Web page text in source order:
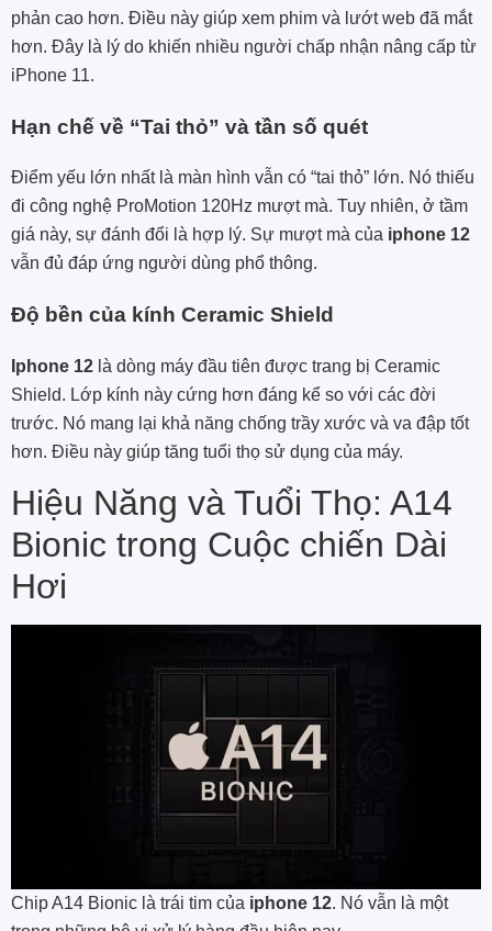
phản cao hơn. Điều này giúp xem phim và lướt web đã mắt
hơn. Đây là lý do khiến nhiều người chấp nhận nâng cấp từ
iPhone 11.
Hạn chế về “Tai thỏ” và tần số quét
Điểm yếu lớn nhất là màn hình vẫn có “tai thỏ” lớn. Nó thiếu
đi công nghệ ProMotion 120Hz mượt mà. Tuy nhiên, ở tầm
giá này, sự đánh đổi là hợp lý. Sự mượt mà của iphone 12
vẫn đủ đáp ứng người dùng phổ thông.
Độ bền của kính Ceramic Shield
Iphone 12 là dòng máy đầu tiên được trang bị Ceramic
Shield. Lớp kính này cứng hơn đáng kể so với các đời
trước. Nó mang lại khả năng chống trầy xước và va đập tốt
hơn. Điều này giúp tăng tuổi thọ sử dụng của máy.
Hiệu Năng và Tuổi Thọ: A14
Bionic trong Cuộc chiến Dài
Hơi
Chip A14 Bionic là trái tim của iphone 12. Nó vẫn là một